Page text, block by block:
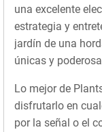
una excelente
estrategia y
jardín de una
únicas y
Lo mejor de
disfrutarlo en
por la señal o el